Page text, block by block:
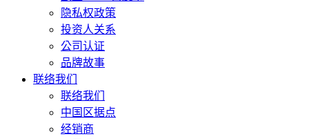
隐私权政策
投资人关系
公司认证
品牌故事
联络我们
联络我们
中国区据点
经销商